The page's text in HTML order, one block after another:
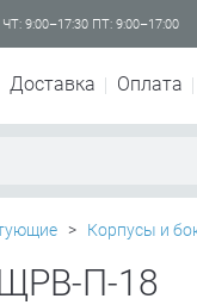
9:00–17:30 ПТ: 9:00–17:00
Доставка Оплата
> Корпусы и
ЩРВ-П-18